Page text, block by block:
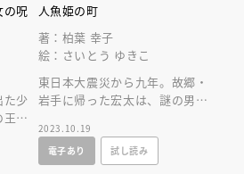
呪
た少
宮
フ
人魚姫の町
著：柏葉 幸子
絵：さいとう ゆきこ
東日本大震災から九年。故郷・
岩手に帰った宏太は、謎の男に
と伝説が混ざり合う、少し不思
議な町の話。
2023.10.19
電子あり
試し読み